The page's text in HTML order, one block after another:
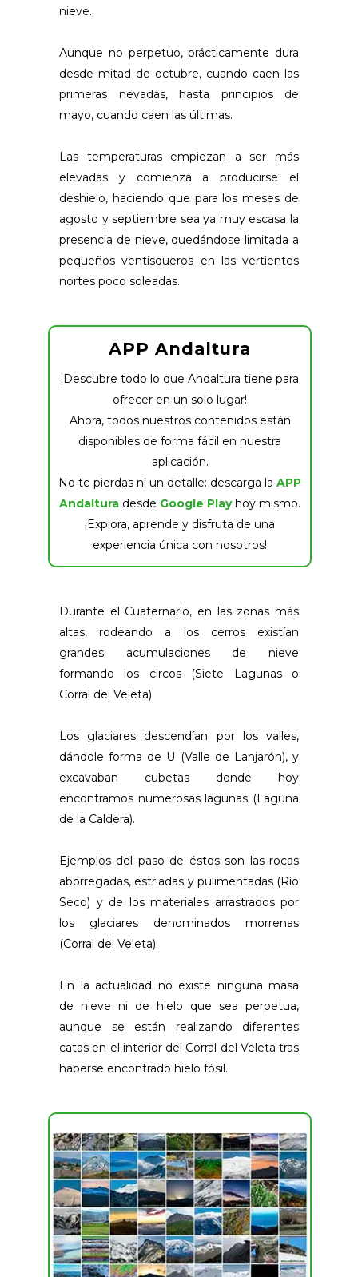
nieve.
Aunque no perpetuo, prácticamente dura
desde mitad de octubre, cuando caen las
primeras nevadas, hasta principios de
mayo, cuando caen las últimas.
Las temperaturas empiezan a ser más
elevadas y comienza a producirse el
deshielo, haciendo que para los meses de
agosto y septiembre sea ya muy escasa la
presencia de nieve, quedándose limitada a
pequeños ventisqueros en las vertientes
nortes poco soleadas.
APP Andaltura
¡Descubre todo lo que Andaltura tiene para
ofrecer en un solo lugar!
Ahora, todos nuestros contenidos están
disponibles de forma fácil en nuestra
aplicación.
No te pierdas ni un detalle: descarga la APP
Andaltura desde Google Playhoy mismo.
¡Explora, aprende y disfruta de una
experiencia única con nosotros!
Durante el Cuaternario, en las zonas más
altas, rodeando a los cerros existían
grandes acumulaciones de nieve
formando los circos (Siete Lagunas o
Corral del Veleta).
Los glaciares descendían por los valles,
dándole forma de U (Valle de Lanjarón), y
excavaban cubetas donde hoy
encontramos numerosas lagunas (Laguna
de la Caldera).
Ejemplos del paso de éstos son las rocas
aborregadas, estriadas y pulimentadas (Río
Seco) y de los materiales arrastrados por
los glaciares denominados morrenas
(Corral del Veleta).
En la actualidad no existe ninguna masa
de nieve ni de hielo que sea perpetua,
aunque se están realizando diferentes
catas en el interior del Corral del Veleta tras
haberse encontrado hielo fósil.